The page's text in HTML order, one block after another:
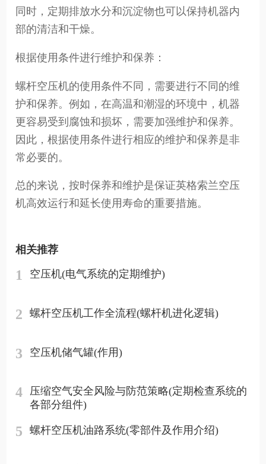
同时，定期排放水分和沉淀物也可以保持机器内
部的清洁和干燥。
根据使用条件进行维护和保养：
螺杆空压机的使用条件不同，需要进行不同的维
护和保养。例如，在高温和潮湿的环境中，机器
更容易受到腐蚀和损坏，需要加强维护和保养。
因此，根据使用条件进行相应的维护和保养是非
常必要的。
总的来说，按时保养和维护是保证英格索兰空压
机高效运行和延长使用寿命的重要措施。
相关推荐
1 空压机(电气系统的定期维护)
2 螺杆空压机工作全流程(螺杆机进化逻辑)
3 空压机储气罐(作用)
4
压缩空气安全风险与防范策略(定期检查系统的
各部分组件)
5 螺杆空压机油路系统(零部件及作用介绍)